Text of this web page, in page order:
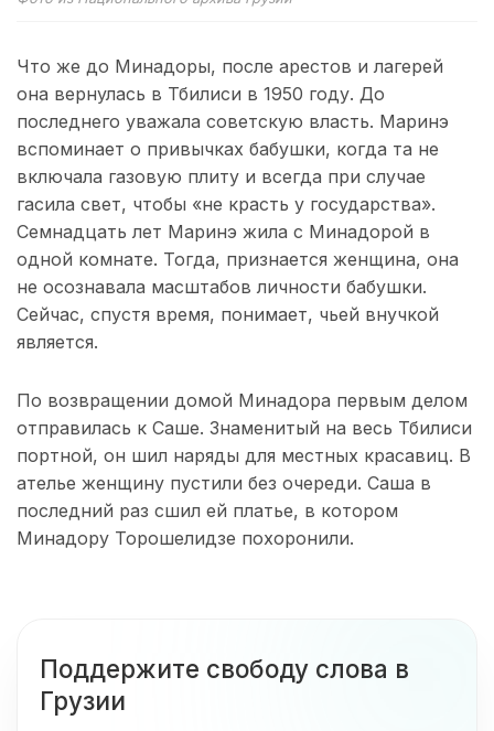
Что же до Минадоры, после арестов и лагерей
она вернулась в Тбилиси в 1950 году. До
последнего уважала советскую власть. Маринэ
вспоминает о привычках бабушки, когда та не
включала газовую плиту и всегда при случае
гасила свет, чтобы «не красть у государства».
Семнадцать лет Маринэ жила с Минадорой в
одной комнате. Тогда, признается женщина, она
не осознавала масштабов личности бабушки.
Сейчас, спустя время, понимает, чьей внучкой
является.
По возвращении домой Минадора первым делом
отправилась к Саше. Знаменитый на весь Тбилиси
портной, он шил наряды для местных красавиц. В
ателье женщину пустили без очереди. Саша в
последний раз сшил ей платье, в котором
Минадору Торошелидзе похоронили.
Поддержите свободу слова в
Грузии